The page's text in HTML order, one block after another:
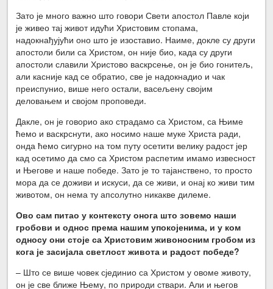
Зато је много важно што говори Свети апостол Павле који
је живео тај живот идући Христовим стопама,
надокнађујући оно што је изоставио. Наиме, докле су други
апостоли били са Христом, он није био, када су други
апостоли славили Христово васкрсење, он је био гонитељ,
али касније кад се обратио, све је надокнадио и чак
преиспунио, више него остали, васељену својим
деловањем и својом проповеди.
Дакле, он је говорио ако страдамо са Христом, са Њиме
ћемо и васкрснути, ако носимо наше муке Христа ради,
онда ћемо сигурно на том путу осетити велику радост јер
кад осетимо да смо са Христом распетим имамо извесност
и Његове и наше победе. Зато је то тајанствено, то просто
мора да се доживи и искуси, да се живи, и онај ко живи тим
животом, он нема ту апсолутно никакве дилеме.
Ово сам питао у контексту онога што зовемо наши
гробови и однос према нашим упокојенима, и у ком
односу они стоје са Христовим живоносним гробом из
кога је засијала светлост живота и радост победе?
– Што се више човек сјединио са Христом у овоме животу,
он је све ближе Њему, по природи ствари. Али и његов